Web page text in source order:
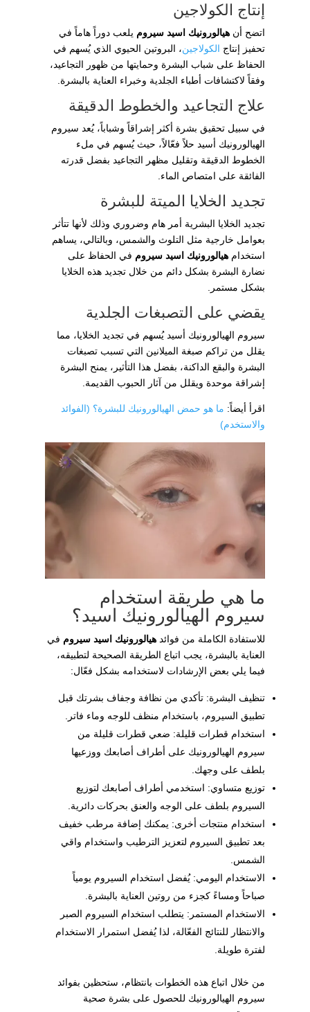
إنتاج الكولاجين
اتضح أن هيالورونيك اسيد سيروم يلعب دوراً هاماً في
تحفيز إنتاج الكولاجين، البروتين الحيوي الذي يُسهم في
الحفاظ على شباب البشرة وحمايتها من ظهور التجاعيد،
وفقاً لاكتشافات أطباء الجلدية وخبراء العناية بالبشرة.
علاج التجاعيد والخطوط الدقيقة
في سبيل تحقيق بشرة أكثر إشراقاً وشباباً، يُعد سيروم
الهيالورونيك أسيد حلاً فعّالاً، حيث يُسهم في ملء
الخطوط الدقيقة وتقليل مظهر التجاعيد بفضل قدرته
الفائقة على امتصاص الماء.
تجديد الخلايا الميتة للبشرة
تجديد الخلايا البشرية أمر هام وضروري وذلك لأنها تتأثر
بعوامل خارجية مثل التلوث والشمس، وبالتالي، يساهم
استخدام هيالورونيك اسيد سيروم في الحفاظ على
نضارة البشرة بشكل دائم من خلال تجديد هذه الخلايا
بشكل مستمر.
يقضي على التصبغات الجلدية
سيروم الهيالورونيك أسيد يُسهم في تجديد الخلايا، مما
يقلل من تراكم صبغة الميلانين التي تسبب تصبغات
البشرة والبقع الداكنة، بفضل هذا التأثير، يمنح البشرة
إشراقة موحدة ويقلل من آثار الحبوب القديمة.
اقرأ أيضاً: ما هو حمض الهيالورونيك للبشرة؟ (الفوائد
والاستخدم)
ما هي طريقة استخدام
سيروم الهيالورونيك اسيد؟
للاستفادة الكاملة من فوائد هيالورونيك اسيد سيروم في
العناية بالبشرة، يجب اتباع الطريقة الصحيحة لتطبيقه،
فيما يلي بعض الإرشادات لاستخدامه بشكل فعّال:
تنظيف البشرة: تأكدي من نظافة وجفاف بشرتك قبل
تطبيق السيروم، باستخدام منظف للوجه وماء فاتر.
استخدام قطرات قليلة: ضعي قطرات قليلة من
سيروم الهيالورونيك على أطراف أصابعك ووزعيها
بلطف على وجهك.
توزيع متساوي: استخدمي أطراف أصابعك لتوزيع
السيروم بلطف على الوجه والعنق بحركات دائرية.
استخدام منتجات أخرى: يمكنك إضافة مرطب خفيف
بعد تطبيق السيروم لتعزيز الترطيب واستخدام واقي
الشمس.
الاستخدام اليومي: يُفضل استخدام السيروم يومياً
صباحاً ومساءً كجزء من روتين العناية بالبشرة.
الاستخدام المستمر: يتطلب استخدام السيروم الصبر
والانتظار للنتائج الفعّالة، لذا يُفضل استمرار الاستخدام
لفترة طويلة.
من خلال اتباع هذه الخطوات بانتظام، ستحظين بفوائد
سيروم الهيالورونيك للحصول على بشرة صحية